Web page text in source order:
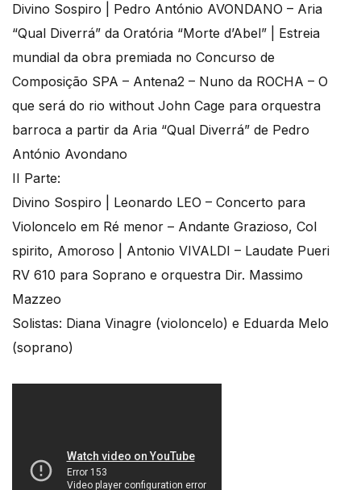
Divino Sospiro | Pedro António AVONDANO – Aria
“Qual Diverrá” da Oratória “Morte d’Abel” | Estreia
mundial da obra premiada no Concurso de
Composição SPA – Antena2 – Nuno da ROCHA – O
que será do rio without John Cage para orquestra
barroca a partir da Aria “Qual Diverrá” de Pedro
António Avondano
II Parte:
Divino Sospiro | Leonardo LEO – Concerto para
Violoncelo em Ré menor – Andante Grazioso, Col
spirito, Amoroso | Antonio VIVALDI – Laudate Pueri
RV 610 para Soprano e orquestra Dir. Massimo
Mazzeo
Solistas: Diana Vinagre (violoncelo) e Eduarda Melo
(soprano)